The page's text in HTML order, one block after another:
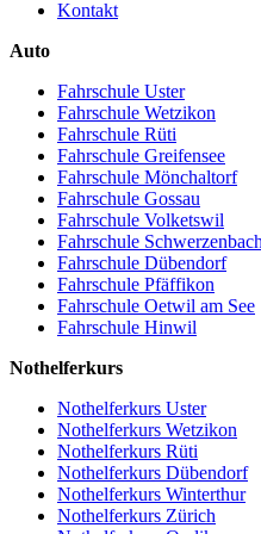
Kontakt
Auto
Fahrschule Uster
Fahrschule Wetzikon
Fahrschule Rüti
Fahrschule Greifensee
Fahrschule Mönchaltorf
Fahrschule Gossau
Fahrschule Volketswil
Fahrschule Schwerzenbach
Fahrschule Dübendorf
Fahrschule Pfäffikon
Fahrschule Oetwil am See
Fahrschule Hinwil
Nothelferkurs
Nothelferkurs Uster
Nothelferkurs Wetzikon
Nothelferkurs Rüti
Nothelferkurs Dübendorf
Nothelferkurs Winterthur
Nothelferkurs Zürich